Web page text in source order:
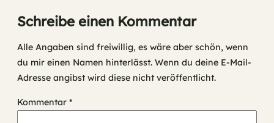
Schreibe einen Kommentar
Alle Angaben sind freiwillig, es wäre aber schön, wenn
du mir einen Namen hinterlässt. Wenn du deine E-Mail-
Adresse angibst wird diese nicht veröffentlicht.
Kommentar *